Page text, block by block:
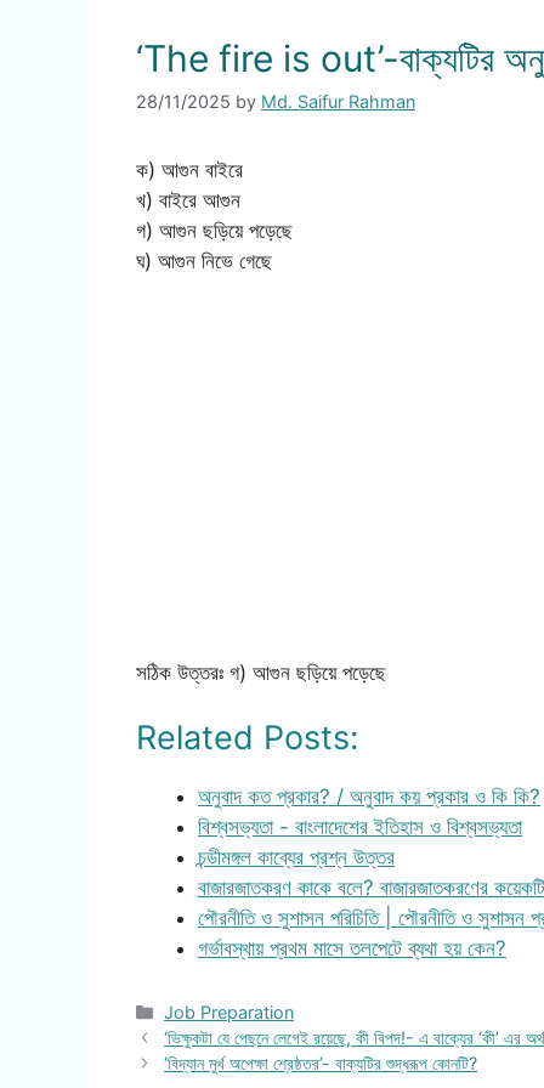
‘The fire is out’-বাক্যটির
28/11/2025 by Md. Saifur Rahman
ক) আগুন বাইরে
খ) বাইরে আগুন
গ) আগুন ছড়িয়ে পড়েছে
ঘ) আগুন নিভে গেছে
সঠিক উত্তরঃ গ) আগুন ছড়িয়ে পড়েছে
Related Posts:
অনুবাদ কত প্রকার? / অনুবাদ কয় প্রকার ও কি কি?
বিশ্বসভ্যতা - বাংলাদেশের ইতিহাস ও বিশ্বসভ্যতা
চন্ডীমঙ্গল কাব্যের প্রশ্ন উত্তর
বাজারজাতকরণ কাকে বলে? বাজারজাতকরণের কয়েকটি
পৌরনীতি ও সুশাসন পরিচিতি | পৌরনীতি ও সুশাসন
গর্ভাবস্থায় প্রথম মাসে তলপেটে ব্যথা হয় কেন?
Categories
Job Preparation
‘ভিক্ষুকটা যে পেছনে লেগেই রয়েছে, কী বিপদ!- এ বাক্যের ‘কী’ এর
‘বিদ্যান মুর্খ অপেক্ষা শ্রেষ্ঠতর’- বাক্যটির শুদ্ধরূপ কোনটি?